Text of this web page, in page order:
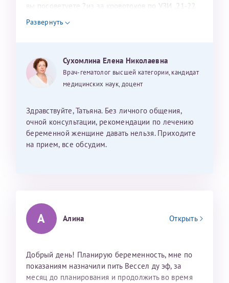
вы посоветуете ?из за кровотоков по УЗИ ,21-22
неделя у меня ,заранее спасибо
Развернуть
Сухомлина Елена Николаевна
Врач-гематолог высшей категории, кандидат
медицинских наук, доцент
Здравствуйте, Татьяна. Без личного общения,
очной консультации, рекомендации по лечению
беременной женщине давать нельзя. Приходите
на прием, все обсудим.
А Алина Открыть
Добрый день! Планирую беременность, мне по
показаниям назначили пить Вессел ду эф, за
месяц до планирования и продолжить во время
электронной форме (в том числе персональных данных) по открытым
каналам связи сети Интернет.